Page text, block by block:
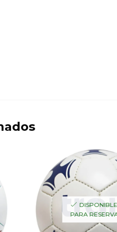
DISPONIBLE
PARA